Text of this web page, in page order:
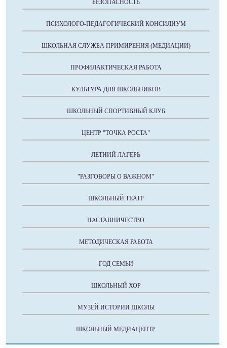
БЕЗОПАСНОСТЬ
ПСИХОЛОГО-ПЕДАГОГИЧЕСКИЙ КОНСИЛИУМ
ШКОЛЬНАЯ СЛУЖБА ПРИМИРЕНИЯ (МЕДИАЦИИ)
ПРОФИЛАКТИЧЕСКАЯ РАБОТА
КУЛЬТУРА ДЛЯ ШКОЛЬНИКОВ
ШКОЛЬНЫЙ СПОРТИВНЫЙ КЛУБ
ЦЕНТР "ТОЧКА РОСТА"
ЛЕТНИЙ ЛАГЕРЬ
"РАЗГОВОРЫ О ВАЖНОМ"
ШКОЛЬНЫЙ ТЕАТР
НАСТАВНИЧЕСТВО
МЕТОДИЧЕСКАЯ РАБОТА
ГОД СЕМЬИ
ШКОЛЬНЫЙ ХОР
МУЗЕЙ ИСТОРИИ ШКОЛЫ
ШКОЛЬНЫЙ МЕДИАЦЕНТР